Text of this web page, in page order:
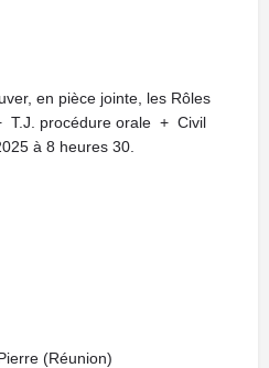
en pièce jointe, les Rôles
T.J. procédure orale + Civil
à 8 heures 30.
(Réunion)